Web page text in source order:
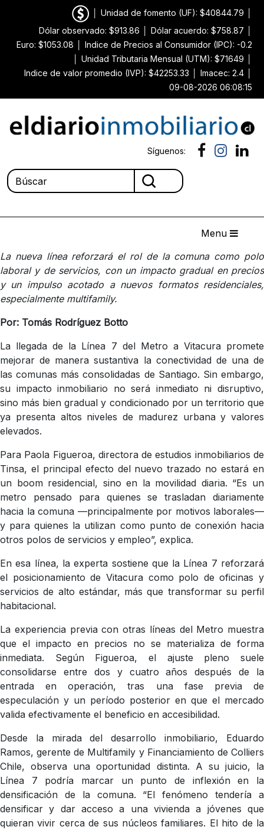
Unidad de fomento (UF): $40844.79
Dólar observado: $913.86
Dólar acuerdo: $758.87
Euro: $1053.08
Indice de Precios al Consumidor (IPC): -0.2
Unidad Tributaria Mensual (UTM): $71649
Indice de valor promedio (IVP): $42253.33
Imacec: 2.4
09-08-2026 06:08:15
Síguenos:
Menu
La nueva línea reforzará el rol de la comuna como polo
laboral y de servicios, con un impacto gradual en precios
y un impulso acotado a nuevos formatos residenciales,
especialmente multifamily.
Por: Tomás Rodríguez Botto
La llegada de la Línea 7 del Metro a Vitacura promete
mejorar de manera sustantiva la conectividad de una de
las comunas más consolidadas de Santiago. Sin embargo,
su impacto inmobiliario no será inmediato ni disruptivo,
sino más bien gradual y condicionado por un territorio que
ya presenta altos niveles de madurez urbana y valores
elevados.
Para Paola Figueroa, directora de estudios inmobiliarios de
Tinsa, el principal efecto del nuevo trazado no estará en
un boom residencial, sino en la movilidad diaria. “Es un
metro pensado para quienes se trasladan diariamente
hacia la comuna —principalmente por motivos laborales—
y para quienes la utilizan como punto de conexión hacia
otros polos de servicios y empleo”, explica.
En esa línea, la experta sostiene que la Línea 7 reforzará
el posicionamiento de Vitacura como polo de oficinas y
servicios de alto estándar, más que transformar su perfil
habitacional.
La experiencia previa con otras líneas del Metro muestra
que el impacto en precios no se materializa de forma
inmediata. Según Figueroa, el ajuste pleno suele
consolidarse entre dos y cuatro años después de la
entrada en operación, tras una fase previa de
especulación y un período posterior en que el mercado
valida efectivamente el beneficio en accesibilidad.
Desde la mirada del desarrollo inmobiliario, Eduardo
Ramos, gerente de Multifamily y Financiamiento de Colliers
Chile, observa una oportunidad distinta. A su juicio, la
Línea 7 podría marcar un punto de inflexión en la
densificación de la comuna. “El fenómeno tendería a
densificar y dar acceso a una vivienda a jóvenes que
quieran vivir cerca de sus núcleos familiares. El hito de la